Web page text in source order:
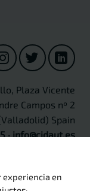
Plaza Vicente
Campos nº 2
Spain
· info@cidaut.es
experiencia en
.